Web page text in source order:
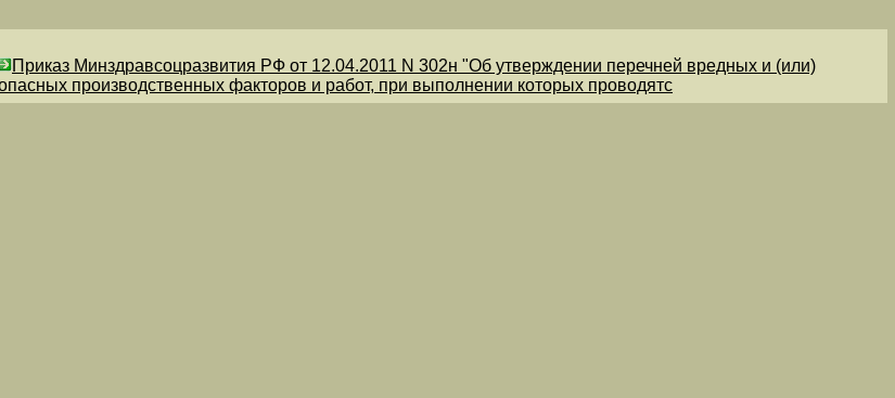
Приказ Минздравсоцразвития РФ от 12.04.2011 N 302н "Об утверждении перечней вредных и (или)
производственных факторов и работ, при выполнении которых проводятс